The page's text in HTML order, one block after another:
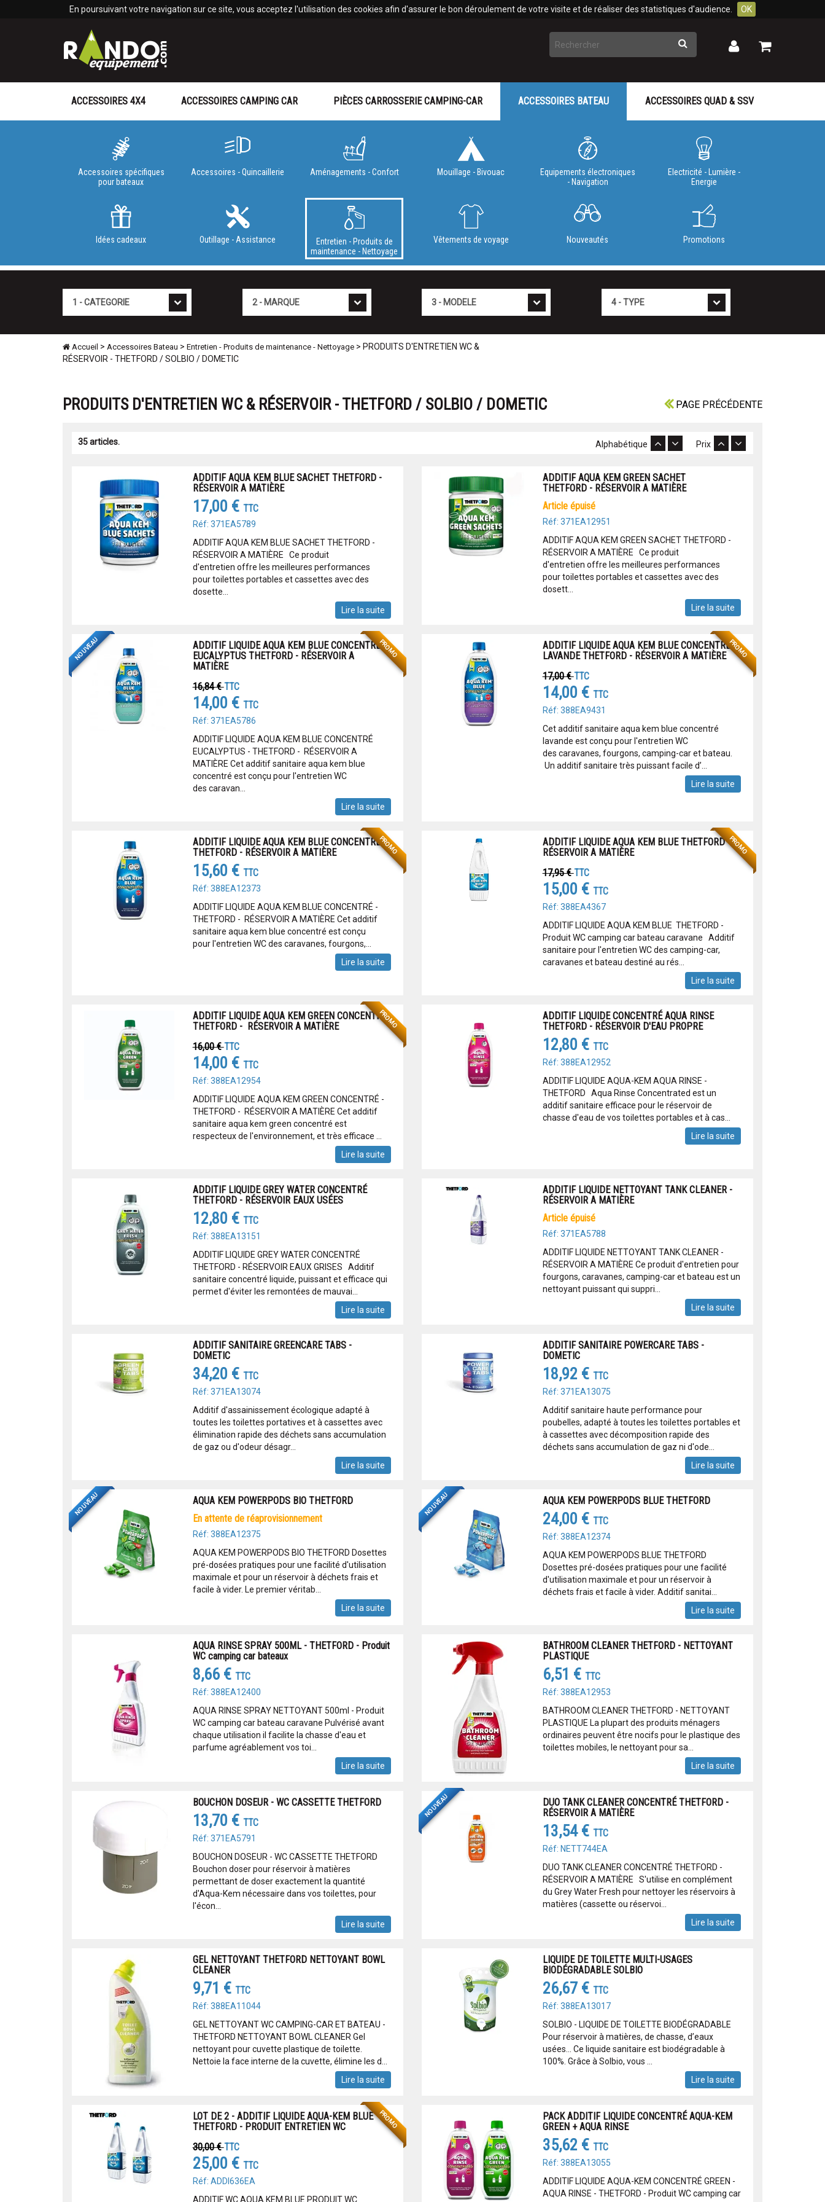
En poursuivant votre navigation sur ce site, vous acceptez l'utilisation des cookies afin d'assurer le bon déroulement de votre visite et de réaliser des statistiques d'audience. OK
Rechercher Mon
Mon
ACCESSOIRES 4X4 ACCESSOIRES CAMPING CAR PIÈCES CARROSSERIE CAMPING-CAR ACCESSOIRES BATEAU
Accessoires spécifiques
pour bateaux
Accessoires - Quincaillerie Aménagements - Confort Mouillage - Bivouac
Equipements électroniques
- Navigation
Electricité - Lumière -
Energie
Idées cadeaux Outillage - Assistance
Entretien - Produits de
maintenance - Nettoyage
Vêtements de voyage Nouveautés Promotions
ACCESSOIRES QUAD & SSV
Accueil > Accessoires Bateau > Entretien - Produits de maintenance - Nettoyage > PRODUITS D'ENTRETIEN WC &
RÉSERVOIR - THETFORD / SOLBIO / DOMETIC
PAGE PRÉCÉDENTE
PRODUITS D'ENTRETIEN WC & RÉSERVOIR - THETFORD / SOLBIO / DOMETIC
35 articles. Prix
Alphabétique
ADDITIF AQUA KEM BLUE SACHET THETFORD -
RÉSERVOIR A MATIÈRE
17,00 € TTC
Réf: 371EA5789
ADDITIF AQUA KEM BLUE SACHET THETFORD -
RÉSERVOIR A MATIÈRE Ce produit
d'entretien offre les meilleures performances
pour toilettes portables et cassettes avec des
dosette...
Lire la suite
ADDITIF AQUA KEM GREEN SACHET
THETFORD - RÉSERVOIR A MATIÈRE
article épuisé
Réf: 371EA12951
ADDITIF AQUA KEM GREEN SACHET THETFORD -
RÉSERVOIR A MATIÈRE Ce produit
d'entretien offre les meilleures performances
pour toilettes portables et cassettes avec des
dosett...
Lire la suite
PROMO
NOUVEAU
ADDITIF LIQUIDE AQUA KEM BLUE CONCENTRÉ
EUCALYPTUS THETFORD - RÉSERVOIR A
MATIÈRE
16,84 €TTC
14,00 € TTC
Réf: 371EA5786
ADDITIF LIQUIDE AQUA KEM BLUE CONCENTRÉ
EUCALYPTUS - THETFORD - RÉSERVOIR A
MATIÈRE Cet additif sanitaire aqua kem blue
concentré est conçu pour l'entretien WC
des caravan...
Lire la suite
PROMO
ADDITIF LIQUIDE AQUA KEM BLUE CONCENTRÉ
LAVANDE THETFORD - RÉSERVOIR A MATIÈRE
17,00 €TTC
14,00 € TTC
Réf: 388EA9431
Cet additif sanitaire aqua kem blue concentré
lavande est conçu pour l'entretien WC
des caravanes, fourgons, camping-car et bateau.
Un additif sanitaire très puissant facile d’...
Lire la suite
PROMO
ADDITIF LIQUIDE AQUA KEM BLUE CONCENTRÉ
THETFORD - RÉSERVOIR A MATIÈRE
15,60 € TTC
Réf: 388EA12373
ADDITIF LIQUIDE AQUA KEM BLUE CONCENTRÉ -
THETFORD - RÉSERVOIR A MATIÈRE Cet additif
sanitaire aqua kem blue concentré est conçu
pour l'entretien WC des caravanes, fourgons,...
Lire la suite
PROMO
ADDITIF LIQUIDE AQUA KEM BLUE THETFORD -
RÉSERVOIR A MATIÈRE
17,95 €TTC
15,00 € TTC
Réf: 388EA4367
ADDITIF LIQUIDE AQUA KEM BLUE THETFORD -
Produit WC camping car bateau caravane Additif
sanitaire pour l'entretien WC des camping-car,
caravanes et bateau destiné au rés...
Lire la suite
PROMO
ADDITIF LIQUIDE AQUA KEM GREEN CONCENTRÉ
THETFORD - RÉSERVOIR A MATIÈRE
16,00 €TTC
14,00 € TTC
Réf: 388EA12954
ADDITIF LIQUIDE AQUA KEM GREEN CONCENTRÉ -
THETFORD - RÉSERVOIR A MATIÈRE Cet additif
sanitaire aqua kem green concentré est
respecteux de l'environnement, et très efficace ...
Lire la suite
ADDITIF LIQUIDE CONCENTRÉ AQUA RINSE
THETFORD - RÉSERVOIR D'EAU PROPRE
12,80 € TTC
Réf: 388EA12952
ADDITIF LIQUIDE AQUA-KEM AQUA RINSE -
THETFORD Aqua Rinse Concentrated est un
additif sanitaire efficace pour le réservoir de
chasse d'eau de vos toilettes portables et à cas...
Lire la suite
ADDITIF LIQUIDE GREY WATER CONCENTRÉ
THETFORD - RÉSERVOIR EAUX USÉES
12,80 € TTC
Réf: 388EA13151
ADDITIF LIQUIDE GREY WATER CONCENTRÉ
THETFORD - RÉSERVOIR EAUX GRISES Additif
sanitaire concentré liquide, puissant et efficace qui
permet d'éviter les remontées de mauvai...
Lire la suite
ADDITIF LIQUIDE NETTOYANT TANK CLEANER -
RÉSERVOIR A MATIÈRE
article épuisé
Réf: 371EA5788
ADDITIF LIQUIDE NETTOYANT TANK CLEANER -
RÉSERVOIR A MATIÈRE Ce produit d'entretien pour
fourgons, caravanes, camping-car et bateau est un
nettoyant puissant qui suppri...
Lire la suite
ADDITIF SANITAIRE GREENCARE TABS -
DOMETIC
34,20 € TTC
Réf: 371EA13074
Additif d'assainissement écologique adapté à
toutes les toilettes portatives et à cassettes avec
élimination rapide des déchets sans accumulation
de gaz ou d'odeur désagr...
Lire la suite
ADDITIF SANITAIRE POWERCARE TABS -
DOMETIC
18,92 € TTC
Réf: 371EA13075
Additif sanitaire haute performance pour
poubelles, adapté à toutes les toilettes portables et
à cassettes avec décomposition rapide des
déchets sans accumulation de gaz ni d'ode...
Lire la suite
NOUVEAU
AQUA KEM POWERPODS BIO THETFORD
en attente de réaprovisionnement
Réf: 388EA12375
AQUA KEM POWERPODS BIO THETFORD Dosettes
pré-dosées pratiques pour une facilité d'utilisation
maximale et pour un réservoir à déchets frais et
facile à vider. Le premier véritab...
Lire la suite
NOUVEAU AQUA KEM POWERPODS BLUE THETFORD
24,00 € TTC
Réf: 388EA12374
AQUA KEM POWERPODS BLUE THETFORD
Dosettes pré-dosées pratiques pour une facilité
d'utilisation maximale et pour un réservoir à
déchets frais et facile à vider. Additif sanitai...
Lire la suite
AQUA RINSE SPRAY 500ML - THETFORD - Produit
WC camping car bateaux
8,66 € TTC
Réf: 388EA12400
AQUA RINSE SPRAY NETTOYANT 500ml - Produit
WC camping car bateau caravane Pulvérisé avant
chaque utilisation il facilite la chasse d'eau et
parfume agréablement vos toi...
Lire la suite
BATHROOM CLEANER THETFORD - NETTOYANT
PLASTIQUE
6,51 € TTC
Réf: 388EA12953
BATHROOM CLEANER THETFORD - NETTOYANT
PLASTIQUE La plupart des produits ménagers
ordinaires peuvent être nocifs pour le plastique des
toilettes mobiles, le nettoyant pour sa...
Lire la suite
BOUCHON DOSEUR - WC CASSETTE THETFORD
13,70 € TTC
Réf: 371EA5791
BOUCHON DOSEUR - WC CASSETTE THETFORD
Bouchon doser pour réservoir à matières
permettant de doser exactement la quantité
d'Aqua-Kem nécessaire dans vos toilettes, pour
l'écon...
Lire la suite
NOUVEAU
DUO TANK CLEANER CONCENTRÉ THETFORD -
RÉSERVOIR A MATIÈRE
13,54 € TTC
Réf: NETT744EA
DUO TANK CLEANER CONCENTRÉ THETFORD -
RÉSERVOIR A MATIÈRE S'utilise en complément
du Grey Water Fresh pour nettoyer les réservoirs à
matières (cassette ou réservoi...
Lire la suite
GEL NETTOYANT THETFORD NETTOYANT BOWL
CLEANER
9,71 € TTC
Réf: 388EA11044
GEL NETTOYANT WC CAMPING-CAR ET BATEAU -
THETFORD NETTOYANT BOWL CLEANER Gel
nettoyant pour cuvette plastique de toilette.
Nettoie la face interne de la cuvette, élimine les d...
Lire la suite
LIQUIDE DE TOILETTE MULTI-USAGES
BIODÉGRADABLE SOLBIO
26,67 € TTC
Réf: 388EA13017
SOLBIO - LIQUIDE DE TOILETTE BIODÉGRADABLE
Pour réservoir à matières, de chasse, d’eaux
usées... Ce liquide sanitaire est biodégradable à
100%. Grâce à Solbio, vous ...
Lire la suite
PROMO
LOT DE 2 - ADDITIF LIQUIDE AQUA-KEM BLUE
THETFORD - PRODUIT ENTRETIEN WC
30,00 €TTC
25,00 € TTC
Réf: ADDI636EA
ADDITIF WC AQUA KEM BLUE PRODUIT WC
PACK ADDITIF LIQUIDE CONCENTRÉ AQUA-KEM
GREEN + AQUA RINSE
35,62 € TTC
Réf: 388EA13055
ADDITIF LIQUIDE AQUA-KEM CONCENTRÉ GREEN -
AQUA RINSE - THETFORD - Produit WC camping car
Panneau de gestion des cookies